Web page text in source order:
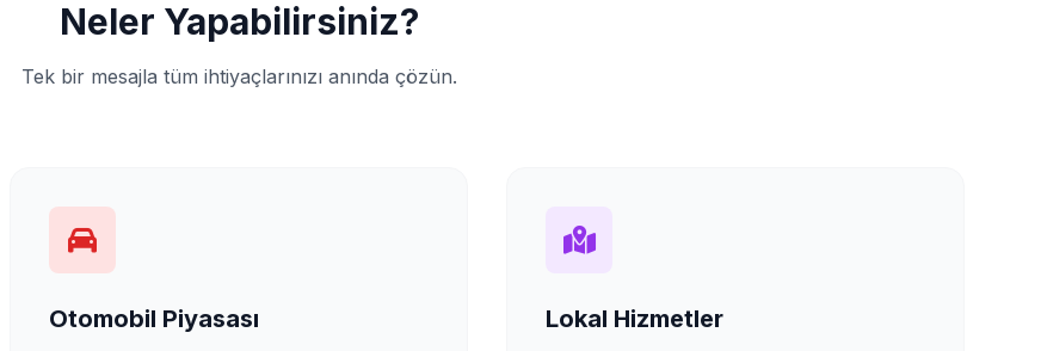
Neler Yapabilirsiniz?
Tek bir mesajla tüm ihtiyaçlarınızı anında çözün.
Otomobil Piyasası Lokal Hizmetler